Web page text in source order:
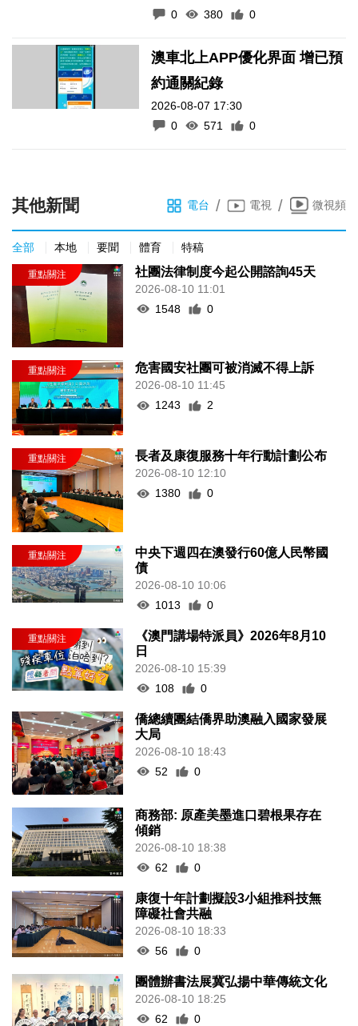
0
380 0
澳車北上APP優化界面 增已預
約通關紀錄
2026-08-07 17:30
0
571 0
其他新聞 電台 / 電視 / 微視頻
全部 本地 要聞 體育 特稿
社團法律制度今起公開諮詢45天
2026-08-10 11:01
1548
0
危害國安社團可被消滅不得上訴
2026-08-10 11:45
1243
2
長者及康復服務十年行動計劃公布
2026-08-10 12:10
1380
0
中央下週四在澳發行60億人民幣國
債
2026-08-10 10:06
1013
0
《澳門講場特派員》2026年8月10
日
2026-08-10 15:39
108
0
僑總續團結僑界助澳融入國家發展
大局
2026-08-10 18:43
52
0
商務部: 原產美墨進口碧根果存在
傾銷
2026-08-10 18:38
62
0
康復十年計劃擬設3小組推科技無
障礙社會共融
2026-08-10 18:33
56
0
團體辦書法展冀弘揚中華傳統文化
2026-08-10 18:25
62
0